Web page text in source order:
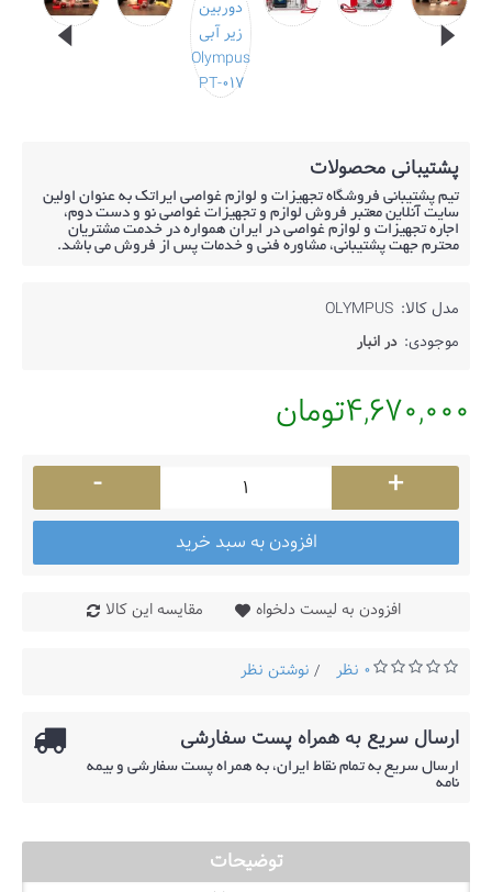
پشتیبانی محصولات
تیم پشتیبانی فروشگاه تجهیزات و لوازم غواصی ایراتک به عنوان اولین
سایت آنلاین معتبر فروش لوازم و تجهیزات غواصی نو و دست دوم،
اجاره تجهیزات و لوازم غواصی در ایران همواره در خدمت مشتریان
محترم جهت پشتیبانی، مشاوره فنی و خدمات پس از فروش می باشد.
مدل کالا: OLYMPUS
موجودی: در انبار
4,670,000تومان
- +
افزودن به سبد خرید
افزودن به لیست دلخواه مقایسه این کالا
0 نظر / نوشتن نظر
ارسال سریع به همراه پست سفارشی
ارسال سریع به تمام نقاط ایران، به همراه پست سفارشی و بیمه
نامه
توضیحات